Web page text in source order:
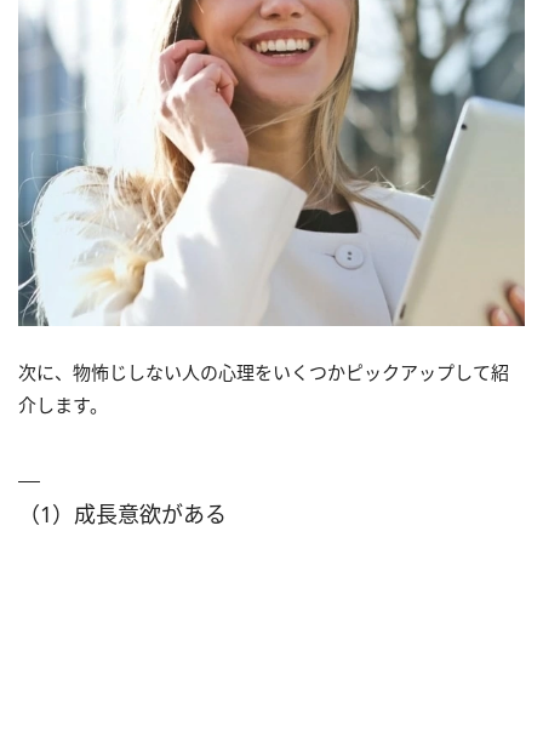
次に、物怖じしない人の心理をいくつかピックアップして紹
介します。
（1）成長意欲がある